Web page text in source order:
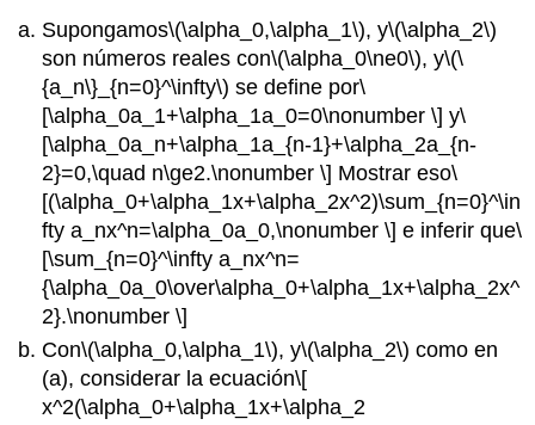
Supongamos\(\alpha_0,\alpha_1\), y\(\alpha_2\)
son números reales con\(\alpha_0\ne0\), y\(\
{a_n\}_{n=0}^\infty\) se define por\
[\alpha_0a_1+\alpha_1a_0=0\nonumber \] y\
[\alpha_0a_n+\alpha_1a_{n-1}+\alpha_2a_{n-
2}=0,\quad n\ge2.\nonumber \] Mostrar eso\
[(\alpha_0+\alpha_1x+\alpha_2x^2)\sum_{n=0}^\in
fty a_nx^n=\alpha_0a_0,\nonumber \] e inferir que\
[\sum_{n=0}^\infty a_nx^n=
{\alpha_0a_0\over\alpha_0+\alpha_1x+\alpha_2x^
2}.\nonumber \]
Con\(\alpha_0,\alpha_1\), y\(\alpha_2\) como en
(a), considerar la ecuación\[
x^2(\alpha_0+\alpha_1x+\alpha_2